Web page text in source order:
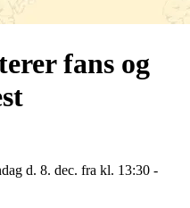
fans og
d. 8. dec. fra kl. 13:30 -